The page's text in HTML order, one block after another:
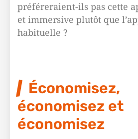
préféreraient-ils pas cette
et immersive plutôt que
habituelle ?
Économisez,
économisez et
économisez